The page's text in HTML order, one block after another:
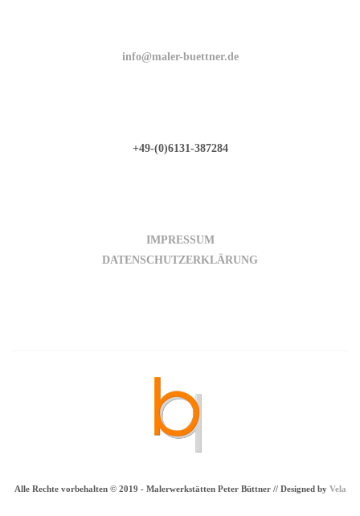
info@maler-buettner.de
+49-(0)6131-387284
IMPRESSUM
DATENSCHUTZERKLÄRUNG
Alle Rechte vorbehalten © 2019 - Malerwerkstätten Peter Büttner //Designed by Vela